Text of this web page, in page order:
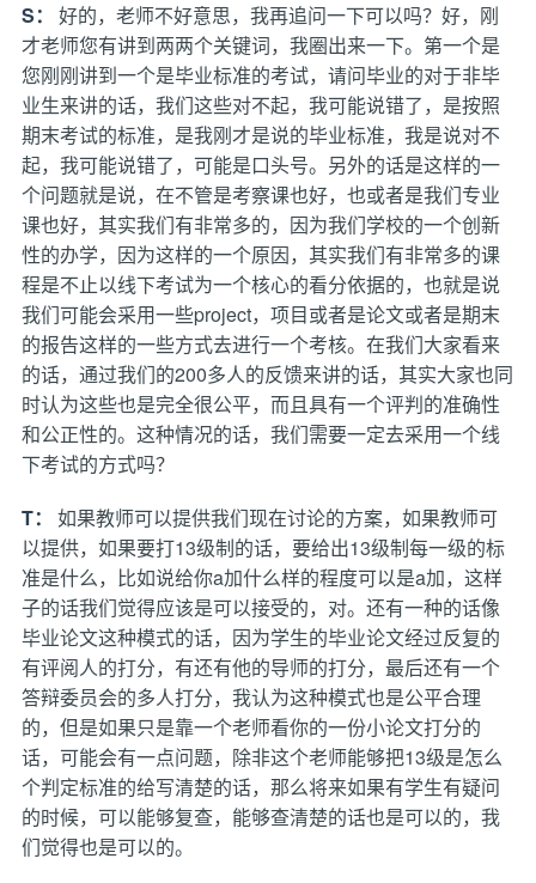
S：
好的，老师不好意思，我再追问一下可以吗？好，刚
才老师您有讲到两两个关键词，我圈出来一下。第一个是
您刚刚讲到一个是毕业标准的考试，请问毕业的对于非毕
业生来讲的话，我们这些对不起，我可能说错了，是按照
期末考试的标准，是我刚才是说的毕业标准，我是说对不
起，我可能说错了，可能是口头号。另外的话是这样的一
个问题就是说，在不管是考察课也好，也或者是我们专业
课也好，其实我们有非常多的，因为我们学校的一个创新
性的办学，因为这样的一个原因，其实我们有非常多的课
程是不止以线下考试为一个核心的看分依据的，也就是说
我们可能会采用一些project，项目或者是论文或者是期末
的报告这样的一些方式去进行一个考核。在我们大家看来
的话，通过我们的200多人的反馈来讲的话，其实大家也同
时认为这些也是完全很公平，而且具有一个评判的准确性
和公正性的。这种情况的话，我们需要一定去采用一个线
下考试的方式吗？
T：
如果教师可以提供我们现在讨论的方案，如果教师可
以提供，如果要打13级制的话，要给出13级制每一级的标
准是什么，比如说给你a加什么样的程度可以是a加，这样
子的话我们觉得应该是可以接受的，对。还有一种的话像
毕业论文这种模式的话，因为学生的毕业论文经过反复的
有评阅人的打分，有还有他的导师的打分，最后还有一个
答辩委员会的多人打分，我认为这种模式也是公平合理
的，但是如果只是靠一个老师看你的一份小论文打分的
话，可能会有一点问题，除非这个老师能够把13级是怎么
个判定标准的给写清楚的话，那么将来如果有学生有疑问
的时候，可以能够复查，能够查清楚的话也是可以的，我
们觉得也是可以的。